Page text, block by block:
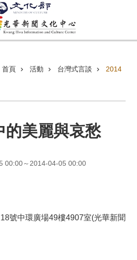
首頁 活動 台灣式言談 2014
的美麗與哀愁
00:00～2014-04-05 00:00
號中環廣場49樓4907室(光華新聞